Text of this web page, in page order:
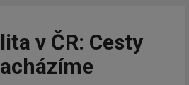
v ČR: Cesty